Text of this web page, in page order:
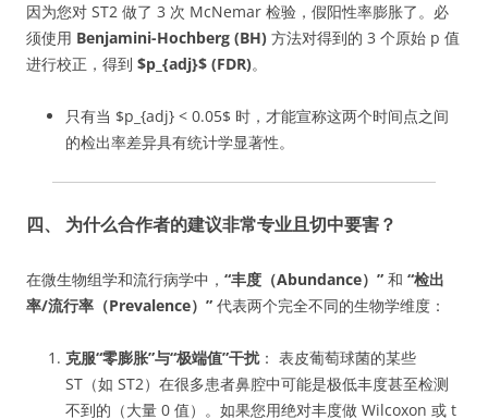
因为您对 ST2 做了 3 次 McNemar 检验，假阳性率膨胀了。必
须使用 Benjamini-Hochberg (BH) 方法对得到的 3 个原始 p 值
进行校正，得到 $p_{adj}$ (FDR)。
只有当 $p_{adj} < 0.05$ 时，才能宣称这两个时间点之间
的检出率差异具有统计学显著性。
四、 为什么合作者的建议非常专业且切中要害？
在微生物组学和流行病学中， “丰度（Abundance）” 和 “检出
率/流行率（Prevalence）” 代表两个完全不同的生物学维度：
克服“零膨胀”与“极端值”干扰： 表皮葡萄球菌的某些
ST（如 ST2）在很多患者鼻腔中可能是极低丰度甚至检测
不到的（大量 0 值）。如果您用绝对丰度做 Wilcoxon 或 t